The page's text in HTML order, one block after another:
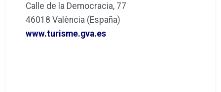
Calle de la Democracia, 77
46018 València (España)
www.turisme.gva.es